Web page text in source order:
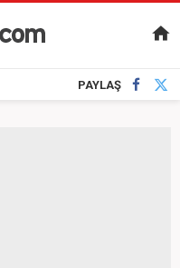
PAYLAŞ